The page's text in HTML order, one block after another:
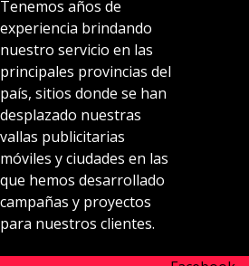
Tenemos años de
experiencia brindando
nuestro servicio en las
principales provincias del
país, sitios donde se han
desplazado nuestras
vallas publicitarias
móviles y ciudades en las
que hemos desarrollado
campañas y proyectos
para nuestros clientes.